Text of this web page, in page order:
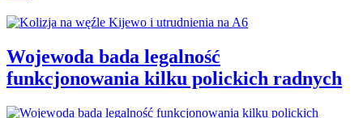
Wojewoda bada legalność
funkcjonowania kilku polickich radnych